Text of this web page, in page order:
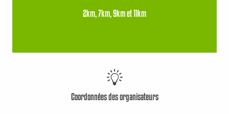
2km, 7km, 9km et 11km
Coordonnées des organisateurs